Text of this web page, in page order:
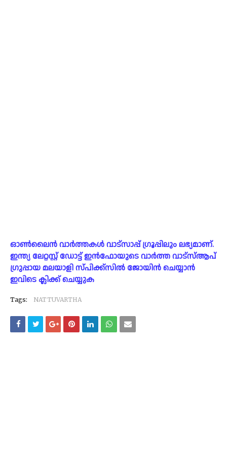
ഓൺലൈൻ വാർത്തകൾ വാട്സാപ്പ് ഗ്രൂപ്പിലും ലഭ്യമാണ്.
ഇന്ത്യ ലേറ്റസ്റ്റ് ഡോട്ട് ഇൻഫോയുടെ വാർത്ത വാട്സ്ആപ്
ഗ്രുപ്പായ മലയാളി സ്പിക്ക്സിൽ ജോയിൻ ചെയ്യാൻ
ഇവിടെ ക്ലിക്ക് ചെയ്യുക
Tags: NATTUVARTHA